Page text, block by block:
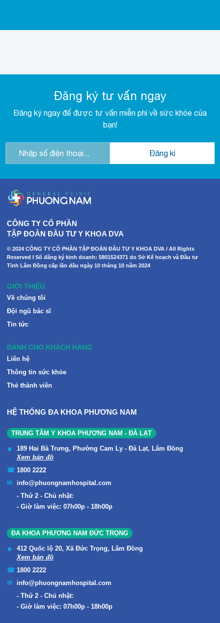
Đăng ký tư vấn ngay
Đăng ký ngay để được tư vấn miễn phí về sức khỏe của
bạn!
CÔNG TY CỔ PHẦN
TẬP ĐOÀN ĐẦU TƯ Y KHOA DVA
© 2024 CÔNG TY CỔ PHẦN TẬP ĐOÀN ĐẦU TƯ Y KHOA DVA / All Rights
Reserved I Số đăng ký kinh doanh: 5801524371 do Sở Kế hoạch và Đầu tư
Tỉnh Lâm Đồng cấp lần đầu ngày 10 tháng 10 năm 2024
GIỚI THIỆU
Về chúng tôi
Đội ngũ bác sĩ
Tin tức
DÀNH CHO KHÁCH HÀNG
Liên hệ
Thông tin sức khỏe
Thẻ thành viên
HỆ THỐNG ĐA KHOA PHƯƠNG NAM
TRUNG TÂM Y KHOA PHƯƠNG NAM - ĐÀ LẠT
189 Hai Bà Trưng, Phường Cam Ly - Đà Lạt, Lâm Đồng
Xem bản đồ
1800 2222
info@phuongnamhospital.com
Thứ 2 - Chủ nhật:
Giờ làm việc: 07h00p - 18h00p
ĐA KHOA PHƯƠNG NAM ĐỨC TRỌNG
412 Quốc lộ 20, Xã Đức Trọng, Lâm Đồng
Xem bản đồ
1800 2222
info@phuongnamhospital.com
Thứ 2 - Chủ nhật:
Giờ làm việc: 07h00p - 18h00p